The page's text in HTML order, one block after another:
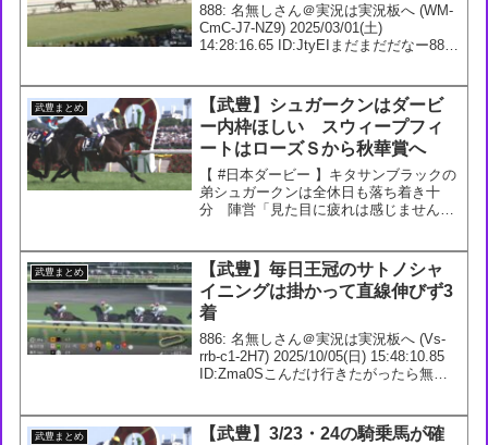
888: 名無しさん＠実況は実況板へ (WM-
CmC-J7-NZ9) 2025/03/01(土)
14:28:16.65 ID:JtyEIまだまだだなー889:
武豊まとめ
【武豊】シュガークンはダービ
ー内枠ほしい スウィープフィ
ートはローズＳから秋華賞へ
【 #日本ダービー 】キタサンブラックの
弟シュガークンは全休日も落ち着き十
分 陣営「見た目に疲れは感じません」
20, 202418: 名無...
武豊まとめ
【武豊】毎日王冠のサトノシャ
イニングは掛かって直線伸びず3
着
886: 名無しさん＠実況は実況板へ (Vs-
rrb-c1-2H7) 2025/10/05(日) 15:48:10.85
ID:Zma0Sこんだけ行きたがったら無理
武豊まとめ
【武豊】3/23・24の騎乗馬が確